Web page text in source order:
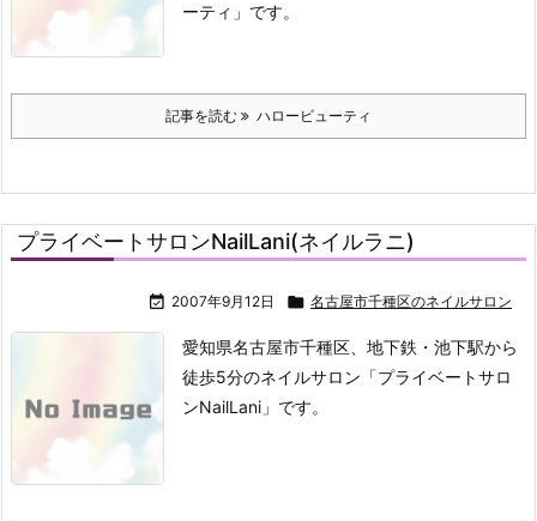
ーティ」です。
記事を読む ハロービューティ
プライベートサロンNailLani(ネイルラニ)
 2007年9月12日  名古屋市千種区のネイルサロン
愛知県名古屋市千種区、地下鉄・池下駅から
徒歩5分のネイルサロン「プライベートサロ
ンNailLani」です。